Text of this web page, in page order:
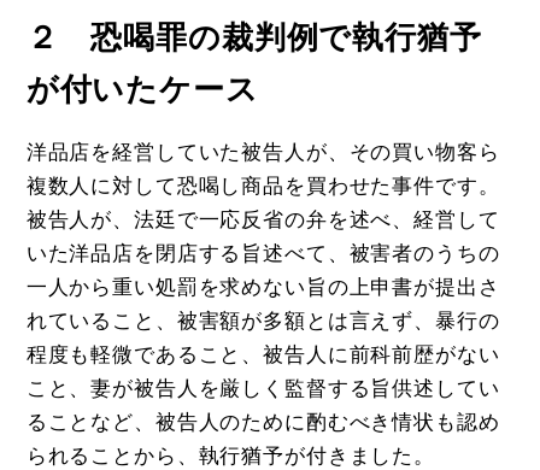
２ 恐喝罪の裁判例で執行猶予
が付いたケース
洋品店を経営していた被告人が、その買い物客ら
複数人に対して恐喝し商品を買わせた事件です。
被告人が、法廷で一応反省の弁を述べ、経営して
いた洋品店を閉店する旨述べて、被害者のうちの
一人から重い処罰を求めない旨の上申書が提出さ
れていること、被害額が多額とは言えず、暴行の
程度も軽微であること、被告人に前科前歴がない
こと、妻が被告人を厳しく監督する旨供述してい
ることなど、被告人のために酌むべき情状も認め
られることから、執行猶予が付きました。